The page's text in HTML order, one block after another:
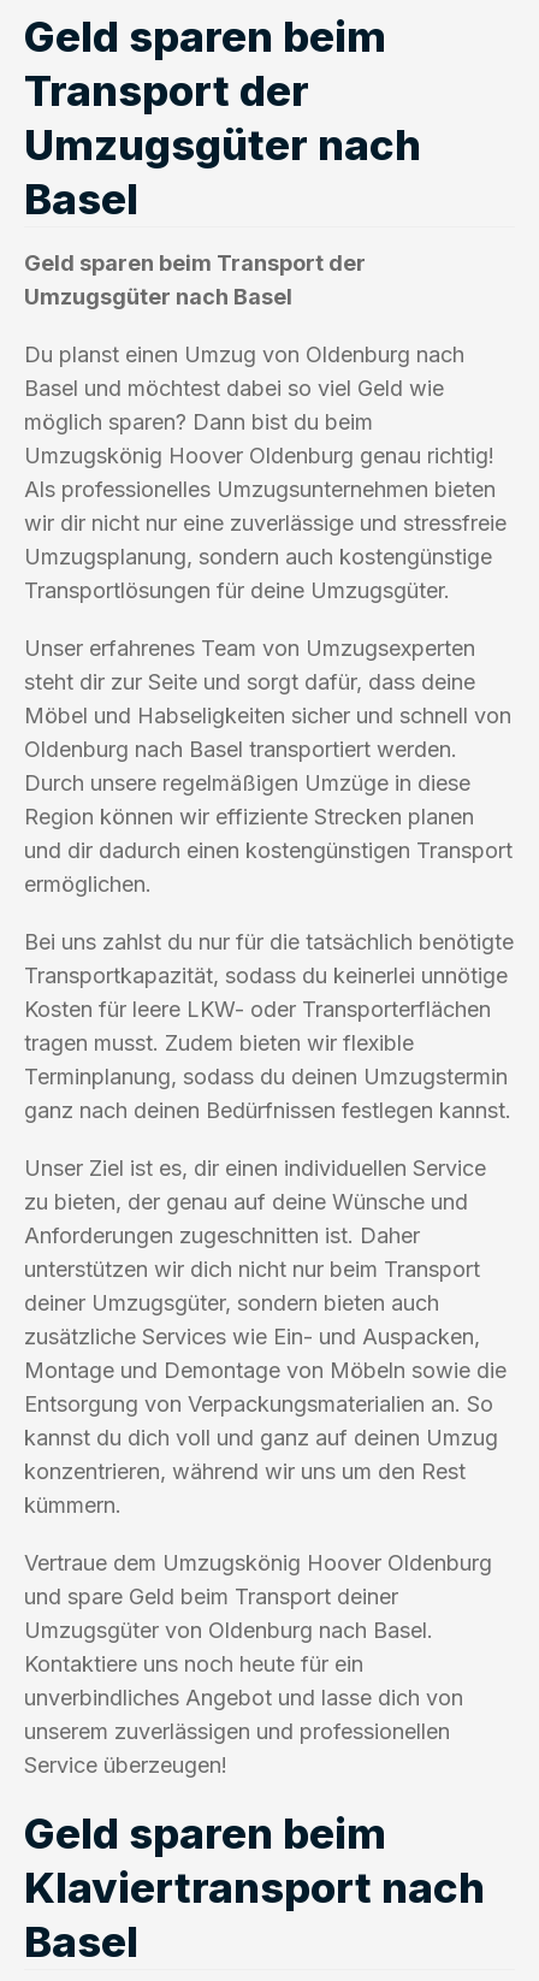
Geld sparen beim
Transport der
Umzugsgüter nach
Basel
Geld sparen beim Transport der
Umzugsgüter nach Basel
Du planst einen Umzug von Oldenburg nach
Basel und möchtest dabei so viel Geld wie
möglich sparen? Dann bist du beim
Umzugskönig Hoover Oldenburg genau richtig!
Als professionelles Umzugsunternehmen bieten
wir dir nicht nur eine zuverlässige und stressfreie
Umzugsplanung, sondern auch kostengünstige
Transportlösungen für deine Umzugsgüter.
Unser erfahrenes Team von Umzugsexperten
steht dir zur Seite und sorgt dafür, dass deine
Möbel und Habseligkeiten sicher und schnell von
Oldenburg nach Basel transportiert werden.
Durch unsere regelmäßigen Umzüge in diese
Region können wir effiziente Strecken planen
und dir dadurch einen kostengünstigen Transport
ermöglichen.
Bei uns zahlst du nur für die tatsächlich benötigte
Transportkapazität, sodass du keinerlei unnötige
Kosten für leere LKW- oder Transporterflächen
tragen musst. Zudem bieten wir flexible
Terminplanung, sodass du deinen Umzugstermin
ganz nach deinen Bedürfnissen festlegen kannst.
Unser Ziel ist es, dir einen individuellen Service
zu bieten, der genau auf deine Wünsche und
Anforderungen zugeschnitten ist. Daher
unterstützen wir dich nicht nur beim Transport
deiner Umzugsgüter, sondern bieten auch
zusätzliche Services wie Ein- und Auspacken,
Montage und Demontage von Möbeln sowie die
Entsorgung von Verpackungsmaterialien an. So
kannst du dich voll und ganz auf deinen Umzug
konzentrieren, während wir uns um den Rest
kümmern.
Vertraue dem Umzugskönig Hoover Oldenburg
und spare Geld beim Transport deiner
Umzugsgüter von Oldenburg nach Basel.
Kontaktiere uns noch heute für ein
unverbindliches Angebot und lasse dich von
unserem zuverlässigen und professionellen
Service überzeugen!
Geld sparen beim
Klaviertransport nach
Basel